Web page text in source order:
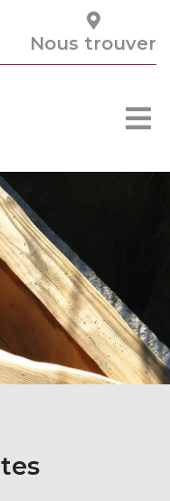
Nous trouver